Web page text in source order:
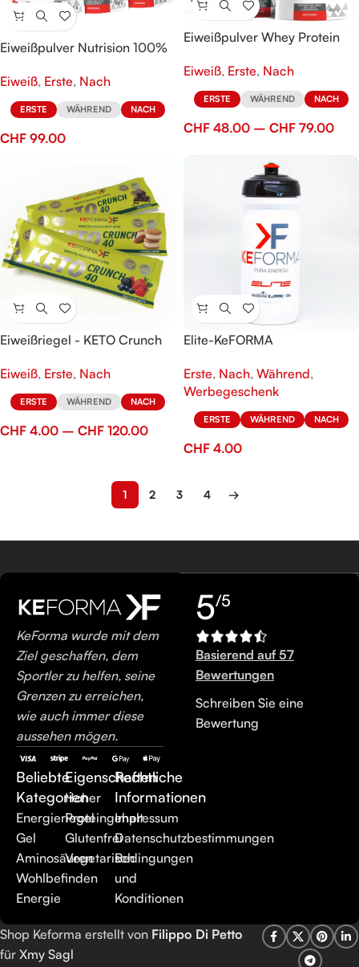
Eiweißpulver Nutrision 100%
Eiweiß, Erste, Nach
ERSTE WÄHREND NACH
CHF 99.00
Eiweißpulver Whey Protein
Eiweiß, Erste, Nach
ERSTE WÄHREND NACH
CHF 48.00 – CHF 79.00
Eiweißriegel - KETO Crunch
Eiweiß, Erste, Nach
ERSTE WÄHREND NACH
CHF 4.00 – CHF 120.00
Elite-KeFORMA
Erste, Nach, Während,
Werbegeschenk
ERSTE WÄHREND NACH
CHF 4.00
1 2 3 4 →
KeForma wurde mit dem
Ziel geschaffen, dem
Sportler zu helfen, seine
Grenzen zu erreichen,
wie auch immer diese
aussehen mögen.
Beliebte
Kategorien
Energieriegel
Gel
Aminosäuren
Wohlbefinden
Energie
Eigenschaften
Hoher
Proteingehalt
Glutenfrei
Vegetarisch
Rechtliche
Informationen
Impressum
Datenschutzbestimmungen
Bedingungen
und
Konditionen
5/5
Basierend auf 57
Bewertungen
Schreiben Sie eine
Bewertung
Shop Keforma erstellt von Filippo Di Petto
für Xmy Sagl